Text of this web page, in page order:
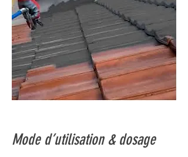
Mode d’utilisation & dosage